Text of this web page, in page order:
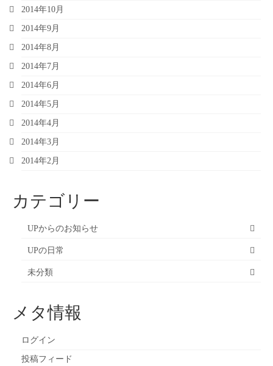
2014年10月
2014年9月
2014年8月
2014年7月
2014年6月
2014年5月
2014年4月
2014年3月
2014年2月
カテゴリー
UPからのお知らせ
UPの日常
未分類
メタ情報
ログイン
投稿フィード